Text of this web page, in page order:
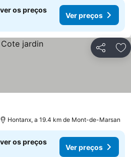
os preços
Ver preços
Partilhar
Hontanx, a 19.4 km de Mont-de-Marsan
os preços
Ver preços